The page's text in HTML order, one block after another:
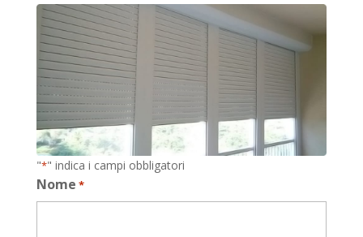
"*" indica i campi obbligatori
Nome *